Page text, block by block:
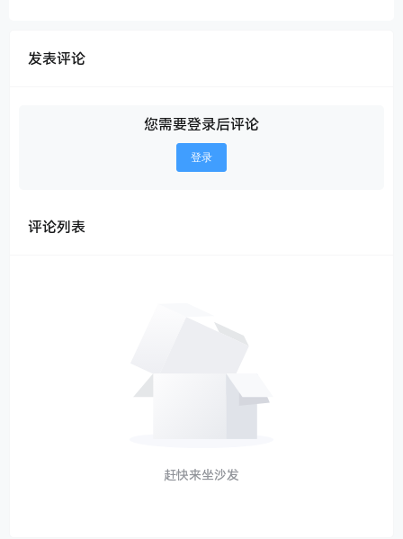
发表评论
您需要登录后评论
登录
评论列表
赶快来坐沙发